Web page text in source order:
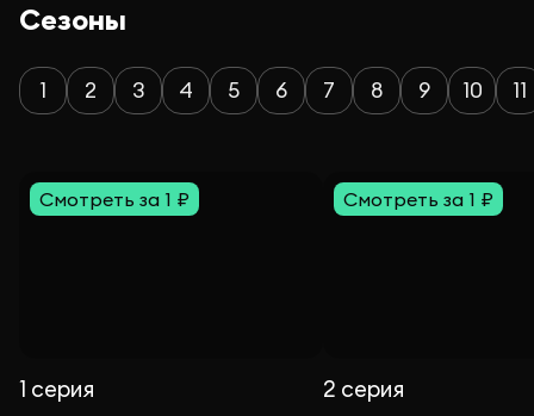
Сезоны
1 2 3 4 5 6 7 8 9 10 11
Смотреть за 1 ₽
1 серия
Смотреть за 1 ₽
2 серия